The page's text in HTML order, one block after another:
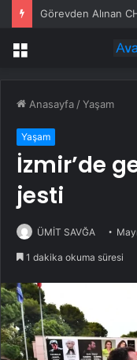
Menü
Anasayfa /Yaşam
Yaşam
İzmir’de
jesti
ÜMİT SAVĞA
1 dakika okuma süresi